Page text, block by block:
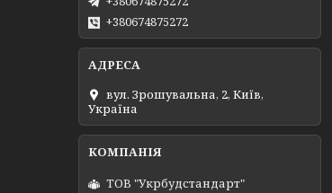
+380674875272
вул. Зрошувальна, 2, Київ,
Україна
ТОВ "Укрбудстандарт"